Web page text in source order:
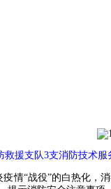
救援支队3支消防技术
情“战役”的白热化